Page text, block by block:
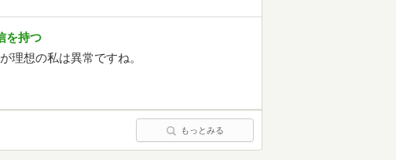
を持つ
理想の私は異常ですね。
もっとみる